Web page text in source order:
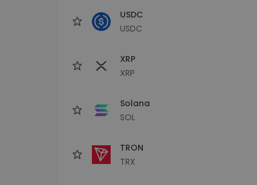
USDC
USDC
XRP
XRP
Solana
SOL
TRON
TRX